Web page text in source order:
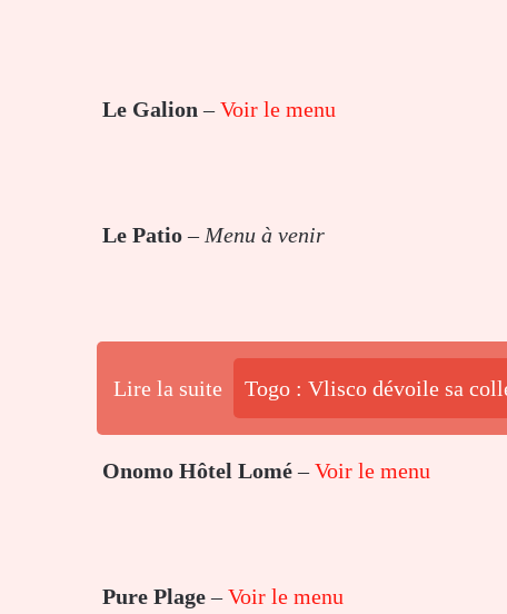
Le Galion –Voir le menu
Le Patio– Menu à venir
Lire la suite Togo : Vlisco dévoile sa
Onomo Hôtel Lomé–Voir le menu
Pure Plage–Voir le menu